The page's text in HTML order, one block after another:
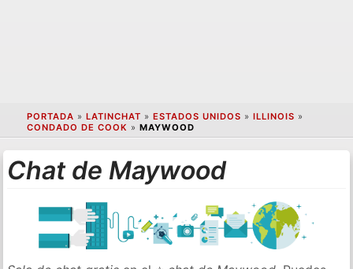
PORTADA » LATINCHAT » ESTADOS UNIDOS » ILLINOIS »
CONDADO DE COOK » MAYWOOD
Chat de Maywood